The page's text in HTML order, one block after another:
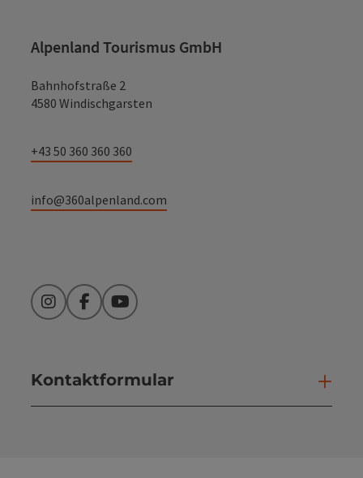
Alpenland Tourismus GmbH
Bahnhofstraße 2
4580 Windischgarsten
+43 50 360 360 360
info@360alpenland.com
InstagramFacebookYouTube
Kontaktformular